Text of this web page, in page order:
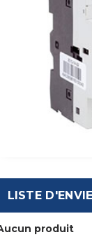
LISTE
produit